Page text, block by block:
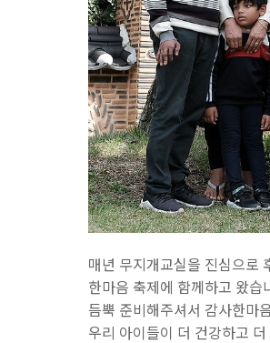
매년 무지개교실을 진심으로
한마음 축제에 함께하고 왔
듬뿍 준비해주셔서 감사한마
우리 아이들이 더 건강하고